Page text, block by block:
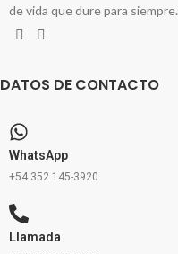
de vida que dure para siempre.
DATOS DE CONTACTO
WhatsApp
+54 352 145-3920
Llamada